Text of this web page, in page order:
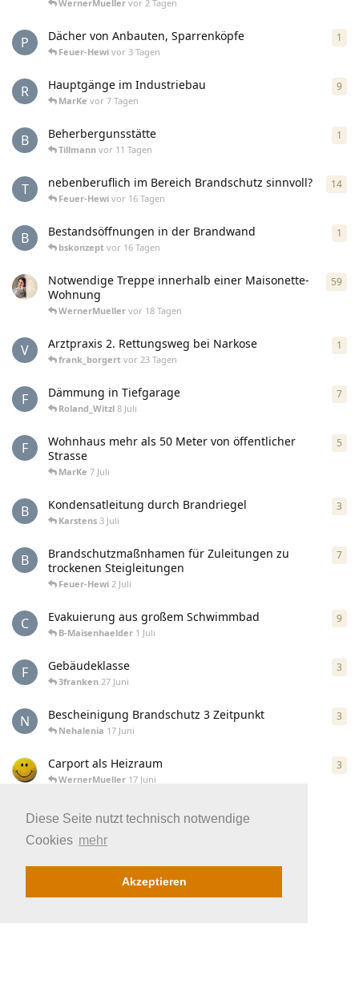
Diese Seite nutzt technisch notwendige
Cookies mehr
Akzeptieren
WernerMueller vor 2 Tagen
P Dächer von Anbauten, Sparrenköpfe
Feuer-Hewi vor 3 Tagen
1
R Hauptgänge im Industriebau
MarKe vor 7 Tagen
9
B Beherbergunsstätte
Tillmann vor 11 Tagen
1
T nebenberuflich im Bereich Brandschutz sinnvoll?
Feuer-Hewi vor 16 Tagen
14
B Bestandsöffnungen in der Brandwand
bskonzept vor 16 Tagen
1
Notwendige Treppe innerhalb einer Maisonette-
Wohnung
WernerMueller vor 18 Tagen
59
V Arztpraxis 2. Rettungsweg bei Narkose
frank_borgert vor 23 Tagen
1
F Dämmung in Tiefgarage
Roland_Witzl 8 Juli
7
F
Wohnhaus mehr als 50 Meter von öffentlicher
Strasse
MarKe 7 Juli
5
B Kondensatleitung durch Brandriegel
Karstens 3 Juli
3
B
Brandschutzmaßnhamen für Zuleitungen zu
trockenen Steigleitungen
Feuer-Hewi 2 Juli
7
C Evakuierung aus großem Schwimmbad
B-Maisenhaelder 1 Juli
9
F Gebäudeklasse
3franken 27 Juni
3
N Bescheinigung Brandschutz 3 Zeitpunkt
Nehalenia 17 Juni
3
Carport als Heizraum
WernerMueller 17 Juni
3
Weitere laden